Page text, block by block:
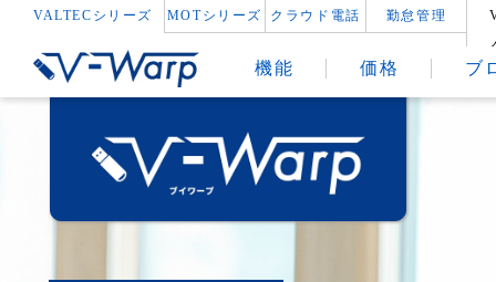
VALTECシリーズ MOTシリーズ クラウド電話 勤怠管理
機能 価格 ブ